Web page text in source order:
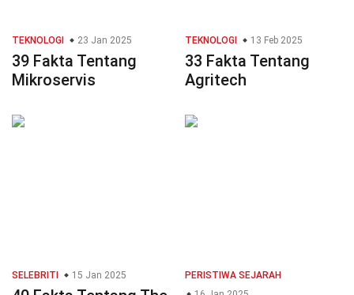
TEKNOLOGI 23 Jan 2025
39 Fakta Tentang
Mikroservis
TEKNOLOGI 13 Feb 2025
33 Fakta Tentang
Agritech
SELEBRITI 15 Jan 2025
PERISTIWA SEJARAH